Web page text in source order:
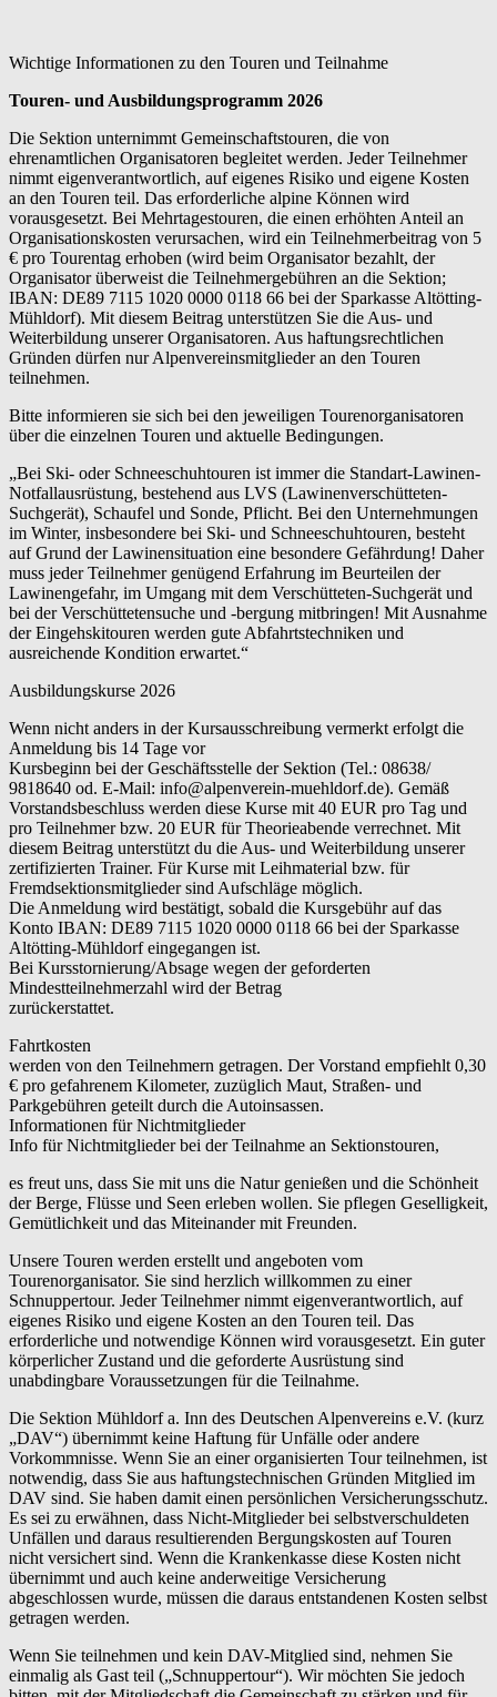
Wichtige Informationen zu den Touren und Teilnahme
Touren- und Ausbildungsprogramm 2026
Die Sektion unternimmt Gemeinschaftstouren, die von
ehrenamtlichen Organisatoren begleitet werden. Jeder Teilnehmer
nimmt eigenverantwortlich, auf eigenes Risiko und eigene Kosten
an den Touren teil. Das erforderliche alpine Können wird
vorausgesetzt. Bei Mehrtagestouren, die einen erhöhten Anteil an
Organisationskosten verursachen, wird ein Teilnehmerbeitrag von 5
€ pro Tourentag erhoben (wird beim Organisator bezahlt, der
Organisator überweist die Teilnehmergebühren an die Sektion;
IBAN: DE89 7115 1020 0000 0118 66 bei der Sparkasse Altötting-
Mühldorf). Mit diesem Beitrag unterstützen Sie die Aus- und
Weiterbildung unserer Organisatoren. Aus haftungsrechtlichen
Gründen dürfen nur Alpenvereinsmitglieder an den Touren
teilnehmen.
Bitte informieren sie sich bei den jeweiligen Tourenorganisatoren
über die einzelnen Touren und aktuelle Bedingungen.
„Bei Ski- oder Schneeschuhtouren ist immer die Standart-Lawinen-
Notfallausrüstung, bestehend aus LVS (Lawinenverschütteten-
Suchgerät), Schaufel und Sonde, Pflicht. Bei den Unternehmungen
im Winter, insbesondere bei Ski- und Schneeschuhtouren, besteht
auf Grund der Lawinensituation eine besondere Gefährdung! Daher
muss jeder Teilnehmer genügend Erfahrung im Beurteilen der
Lawinengefahr, im Umgang mit dem Verschütteten-Suchgerät und
bei der Verschüttetensuche und -bergung mitbringen! Mit Ausnahme
der Eingehskitouren werden gute Abfahrtstechniken und
ausreichende Kondition erwartet.“
Ausbildungskurse 2026
Wenn nicht anders in der Kursausschreibung vermerkt erfolgt die
Anmeldung bis 14 Tage vor
Kursbeginn bei der Geschäftsstelle der Sektion (Tel.: 08638/
9818640 od. E-Mail: info@alpenverein-muehldorf.de). Gemäß
Vorstandsbeschluss werden diese Kurse mit 40 EUR pro Tag und
pro Teilnehmer bzw. 20 EUR für Theorieabende verrechnet. Mit
diesem Beitrag unterstützt du die Aus- und Weiterbildung unserer
zertifizierten Trainer. Für Kurse mit Leihmaterial bzw. für
Fremdsektionsmitglieder sind Aufschläge möglich.
Die Anmeldung wird bestätigt, sobald die Kursgebühr auf das
Konto IBAN: DE89 7115 1020 0000 0118 66 bei der Sparkasse
Altötting-Mühldorf eingegangen ist.
Bei Kursstornierung/Absage wegen der geforderten
Mindestteilnehmerzahl wird der Betrag
zurückerstattet.
Fahrtkosten
werden von den Teilnehmern getragen. Der Vorstand empfiehlt 0,30
€ pro gefahrenem Kilometer, zuzüglich Maut, Straßen- und
Parkgebühren geteilt durch die Autoinsassen.
Informationen für Nichtmitglieder
Info für Nichtmitglieder bei der Teilnahme an Sektionstouren,
es freut uns, dass Sie mit uns die Natur genießen und die Schönheit
der Berge, Flüsse und Seen erleben wollen. Sie pflegen Geselligkeit,
Gemütlichkeit und das Miteinander mit Freunden.
Unsere Touren werden erstellt und angeboten vom
Tourenorganisator. Sie sind herzlich willkommen zu einer
Schnuppertour. Jeder Teilnehmer nimmt eigenverantwortlich, auf
eigenes Risiko und eigene Kosten an den Touren teil. Das
erforderliche und notwendige Können wird vorausgesetzt. Ein guter
körperlicher Zustand und die geforderte Ausrüstung sind
unabdingbare Voraussetzungen für die Teilnahme.
Die Sektion Mühldorf a. Inn des Deutschen Alpenvereins e.V. (kurz
„DAV“) übernimmt keine Haftung für Unfälle oder andere
Vorkommnisse. Wenn Sie an einer organisierten Tour teilnehmen, ist
notwendig, dass Sie aus haftungstechnischen Gründen Mitglied im
DAV sind. Sie haben damit einen persönlichen Versicherungsschutz.
Es sei zu erwähnen, dass Nicht-Mitglieder bei selbstverschuldeten
Unfällen und daraus resultierenden Bergungskosten auf Touren
nicht versichert sind. Wenn die Krankenkasse diese Kosten nicht
übernimmt und auch keine anderweitige Versicherung
abgeschlossen wurde, müssen die daraus entstandenen Kosten selbst
getragen werden.
Wenn Sie teilnehmen und kein DAV-Mitglied sind, nehmen Sie
einmalig als Gast teil („Schnuppertour“). Wir möchten Sie jedoch